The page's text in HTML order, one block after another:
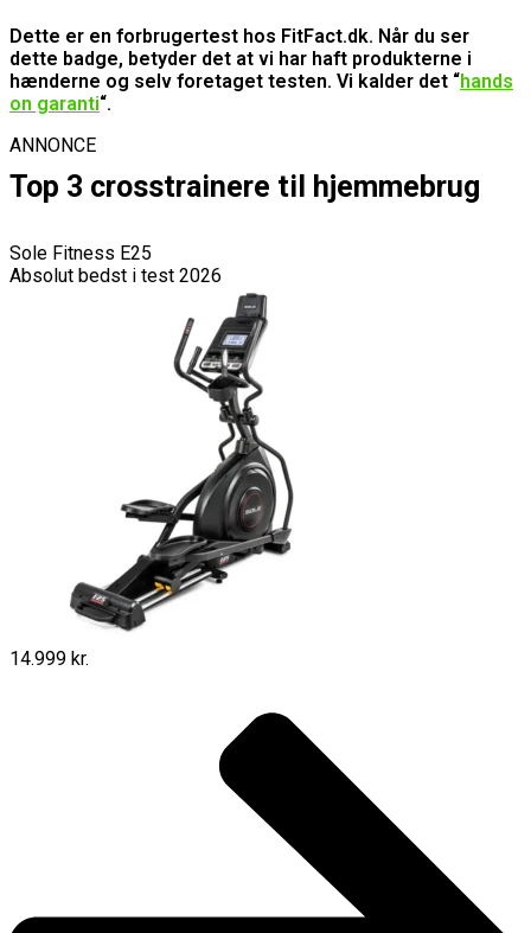
Dette er en forbrugertest hos FitFact.dk. Når du ser
dette badge, betyder det at vi har haft produkterne i
hænderne og selv foretaget testen. Vi kalder det “hands
on garanti“.
ANNONCE
Top 3 crosstrainere til hjemmebrug
Sole Fitness E25
Absolut bedst i test 2026
14.999 kr.